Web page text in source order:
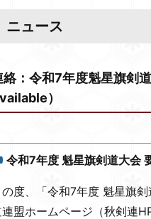
ニュース
絡：令和7年度魁星旗剣
）
令和7年度 魁星旗剣道大会
の度、「令和7年度 魁星旗
盟ホームページ（秋剣連